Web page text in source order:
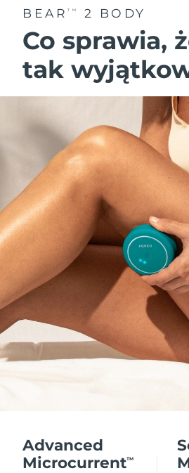
BEARTM 2 BODY
Co sprawia,
tak
Advanced
MicrocurrentTM
Szwajcaria
Tajwan
Tajlandia
Turcja
Zjednoczone Emiraty
Arabskie
Wielka Brytania
Stany Zjednoczone
Uzbekistan